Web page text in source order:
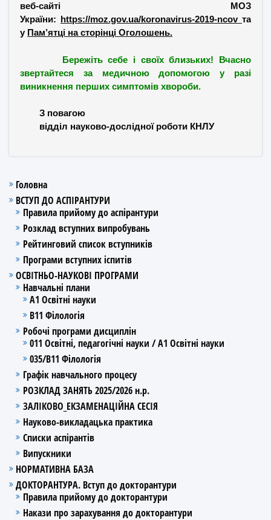
веб-сайті МОЗ
України: https://moz.gov.ua/koronavirus-2019-ncov та
у Пам’ятці на сторінці Оголошень.
Бережіть себе і своїх близьких! Вчасно
звертайтеся за медичною допомогою у разі
виникнення перших симптомів хвороби.
З повагою
відділ науково-дослідної роботи КНЛУ
Головна
ВСТУП ДО АСПІРАНТУРИ
Правила прийому до аспірантури
Розклад вступних випробувань
Рейтинговий список вступників
Програми вступних іспитів
ОСВІТНЬО-НАУКОВІ ПРОГРАМИ
Навчальні плани
А1 Освітні науки
В11 Філологія
Робочі програми дисциплін
011 Освітні, педагогічні науки / А1 Освітні науки
035/В11 Філологія
Графік навчального процесу
РОЗКЛАД ЗАНЯТЬ 2025/2026 н.р.
ЗАЛІКОВО_ЕКЗАМЕНАЦІЙНА СЕСІЯ
Науково-викладацька практика
Списки аспірантів
Випускники
НОРМАТИВНА БАЗА
ДОКТОРАНТУРА. Вступ до докторантури
Правила прийому до докторантури
Накази про зарахування до докторантури